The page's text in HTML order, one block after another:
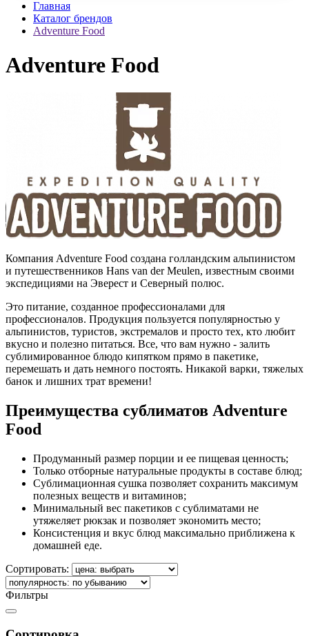
Главная
Каталог брендов
Adventure Food
Adventure Food
Компания Adventure Food создана голландским альпинистом
и путешественников Hans van der Meulen, известным своими
экспедициями на Эверест и Северный полюс.
Это питание, созданное профессионалами для
профессионалов. Продукция пользуется популярностью у
альпинистов, туристов, экстремалов и просто тех, кто любит
вкусно и полезно питаться. Все, что вам нужно - залить
сублимированное блюдо кипятком прямо в пакетике,
перемешать и дать немного постоять. Никакой варки, тяжелых
банок и лишних трат времени!
Преимущества сублиматов Adventure
Food
Продуманный размер порции и ее пищевая ценность;
Только отборные натуральные продукты в составе блюд;
Сублимационная сушка позволяет сохранить максимум
полезных веществ и витаминов;
Минимальный вес пакетиков с сублиматами не
утяжеляет рюкзак и позволяет экономить место;
Консистенция и вкус блюд максимально приближена к
домашней еде.
Сортировать:
Фильтры